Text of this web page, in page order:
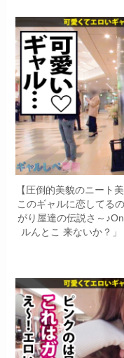
【圧倒的美貌のニート
このギャルに恋してる
がり屋達の伝説さ～
ルんとこ 来ないか？